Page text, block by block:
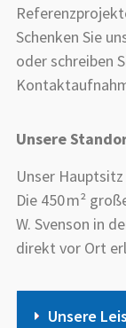
Schenken Sie
oder schreiben
Unsere
Unser
Die 450 m²
W. Svenson in
direkt vor Ort
Unsere